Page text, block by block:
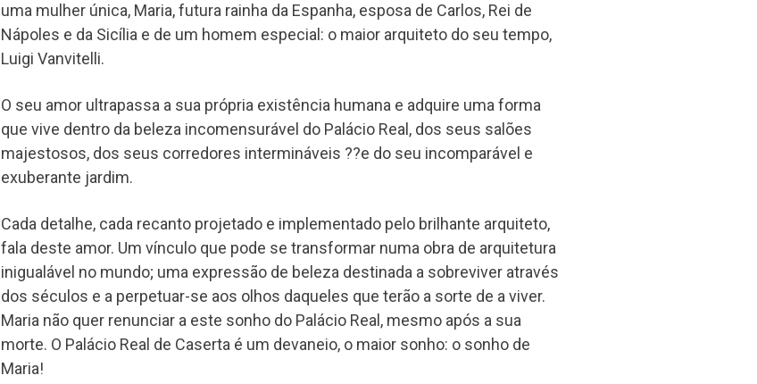
uma mulher única, Maria, futura rainha da Espanha, esposa de Carlos, Rei de
Nápoles e da Sicília e de um homem especial: o maior arquiteto do seu tempo,
Luigi Vanvitelli.
O seu amor ultrapassa a sua própria existência humana e adquire uma forma
que vive dentro da beleza incomensurável do Palácio Real, dos seus salões
majestosos, dos seus corredores intermináveis ??e do seu incomparável e
exuberante jardim.
Cada detalhe, cada recanto projetado e implementado pelo brilhante arquiteto,
fala deste amor. Um vínculo que pode se transformar numa obra de arquitetura
inigualável no mundo; uma expressão de beleza destinada a sobreviver através
dos séculos e a perpetuar-se aos olhos daqueles que terão a sorte de a viver.
Maria não quer renunciar a este sonho do Palácio Real, mesmo após a sua
morte. O Palácio Real de Caserta é um devaneio, o maior sonho: o sonho de
Maria!